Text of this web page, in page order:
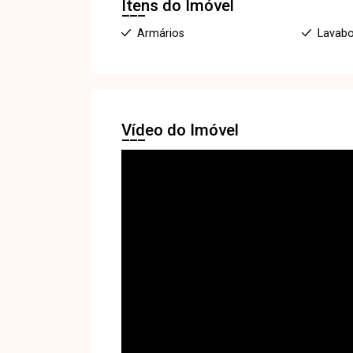
Itens do Imóvel
Armários
Vídeo do Imóvel